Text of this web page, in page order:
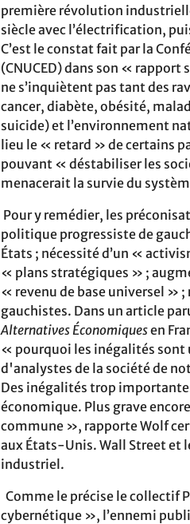
première révolution
siècle avec l’électrification,
C’est le constat fait par la
(CNUCED) dans son « rapport
ne s’inquiètent pas tant des
cancer, diabète, obésité,
suicide) et l’environnement
lieu le « retard » de certains
pouvant « déstabiliser les
menacerait la survie du
Pour y remédier, les
politique progressiste de
États ; nécessité d’un «
« plans stratégiques » ;
« revenu de base universel »
gauchistes. Dans un article
Alternatives Économiquesen
« pourquoi les inégalités
d'analystes de la société de
Des inégalités trop
économique. Plus grave
commune », rapporte Wolf
aux États-Unis. Wall Street et
industriel.
Comme le précise le collectif
cybernétique », l’ennemi